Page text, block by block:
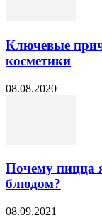
Ключевые
косметики
08.08.2020
Почему пицца
блюдом?
08.09.2021